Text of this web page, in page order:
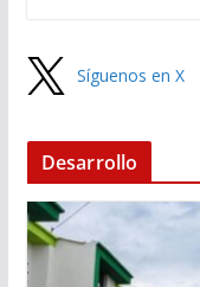
Síguenos en X
Desarrollo